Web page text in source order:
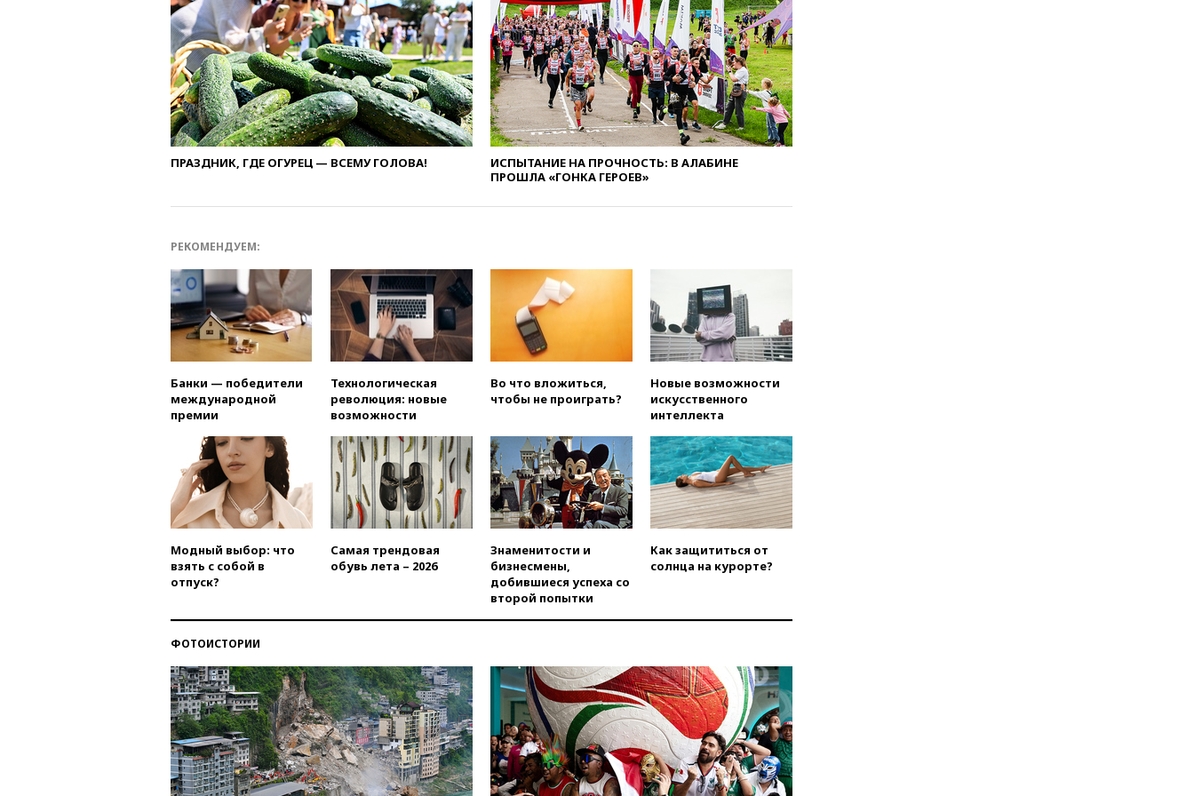
рекордного показателя
12:40В Подмосковье
женщина и трехлетний
ребенок погибли при падении
из окна
12:22В России с 1 сентября
изменятся билеты на
общественный транспорт
12:15Иран и Оман
согласовали главные пункты
Великобритания
расширила санкции против
11:37
В Ярославской области
обломки БПЛА упали в
резервуары НПЗ
МИД России ответил на
критику мэра Хиросимы в
годовщину ядерной
бомбардировки
10:57
Оверчук заявил о
сокращении товарооборота
России и Армении на две
Президент ФИФА
Джанни Инфантино сумел
пяти популярных сетей
фастфуда
10:19СКР рассматривает три
основные версии
произошедшего с Cessna-182
10:18В Приморье задержаны
подростки, планировавшие
ПРАЗДНИК, ГДЕ ОГУРЕЦ — ВСЕМУ ГОЛОВА!
ИСПЫТАНИЕ НА ПРОЧНОСТЬ: В АЛАБИНЕ
ПРОШЛА «ГОНКА ГЕРОЕВ»
РЕКОМЕНДУЕМ:
Банки — победители
международной
премии
Технологическая
революция: новые
возможности
Во что вложиться,
чтобы не проиграть?
Новые возможности
искусственного
интеллекта
Модный выбор: что
взять с собой в
отпуск?
Самая трендовая
обувь лета – 2026
Знаменитости и
бизнесмены,
добившиеся успеха со
второй попытки
Как защититься от
солнца на курорте?
ФОТОИСТОРИИ